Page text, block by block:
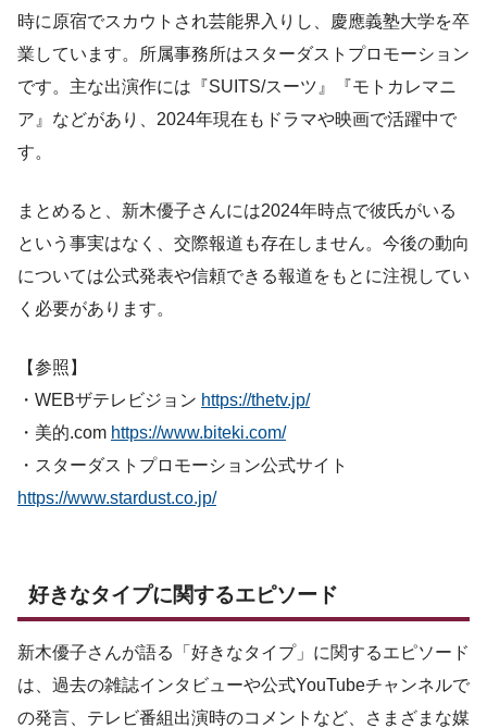
時に原宿でスカウトされ芸能界入りし、慶應義塾大学を卒
業しています。所属事務所はスターダストプロモーション
です。主な出演作には『SUITS/スーツ』『モトカレマニ
ア』などがあり、2024年現在もドラマや映画で活躍中で
す。
まとめると、新木優子さんには2024年時点で彼氏がいる
という事実はなく、交際報道も存在しません。今後の動向
については公式発表や信頼できる報道をもとに注視してい
く必要があります。
【参照】
・WEBザテレビジョン https://thetv.jp/
・美的.com https://www.biteki.com/
・スターダストプロモーション公式サイト
https://www.stardust.co.jp/
好きなタイプに関するエピソード
新木優子さんが語る「好きなタイプ」に関するエピソード
は、過去の雑誌インタビューや公式YouTubeチャンネルで
の発言、テレビ番組出演時のコメントなど、さまざまな媒